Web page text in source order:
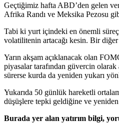
Geçtiğimiz hafta ABD’den gelen
Afrika Randı ve Meksika Pezosu
Tabi ki yurt içindeki en önemli süreç
volatilitenin artacağı kesin. Bir
Yarın akşam açıklanacak olan
piyasalar tarafından güvercin
sürerse kurda da yeniden yukarı
Yukarıda 50 günlük hareketli
düşüşlere tepki geldiğine ve
Burada yer alan yatırım bilgi,